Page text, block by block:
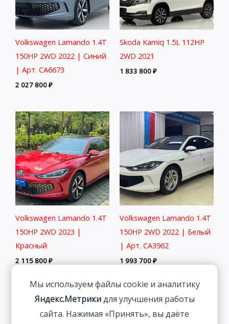
Volkswagen Lamando 1.4T
150HP 2WD 2022 | Синий
| Арт. CA6673
2 027 800₽
Skoda Kamiq 1.5L 112HP
2WD 2021
1 833 800₽
Volkswagen Lamando 1.4T
150HP 2WD 2023 |
Красный
2 115 800₽
Volkswagen Lamando 1.4T
150HP 2WD 2022 | Белый
| Арт. CA3962
1 993 700₽
Мы используем файлы cookie и аналитику
Яндекс.Метрикидля улучшения работы
сайта. Нажимая «Принять», вы даёте